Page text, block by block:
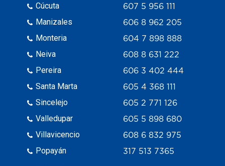
Cúcuta
Manizales
Monteria
Neiva
Pereira
Santa Marta
Sincelejo
Valledupar
Villavicencio
Popayán
607 5 956 111
606 8 962 205
604 7 898 888
608 8 631 222
606 3 402 444
605 4 368 111
605 2 771 126
605 5 898 680
608 6 832 975
317 513 7365